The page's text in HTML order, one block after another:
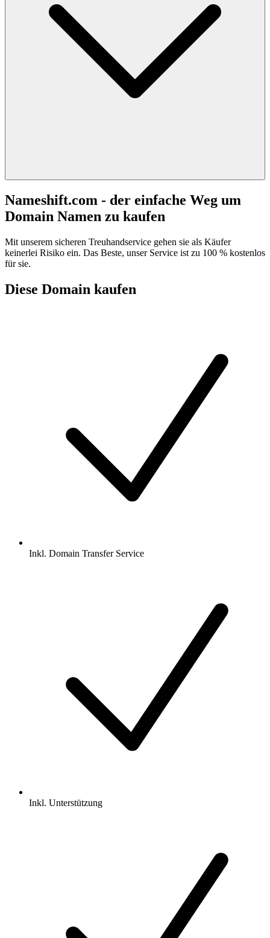
Nameshift.com - der einfache Weg um
Domain Namen zu kaufen
Mit unserem sicheren Treuhandservice gehen sie als Käufer
keinerlei Risiko ein. Das Beste, unser Service ist zu 100 % kostenlos
für sie.
Diese Domain kaufen
Inkl. Domain Transfer Service
Inkl. Unterstützung